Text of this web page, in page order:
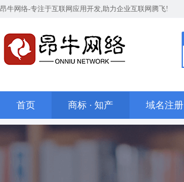
昂牛网络-专注于互联网应用开发,助力企业互联网腾飞!
首页 商标 · 知产 域名注册